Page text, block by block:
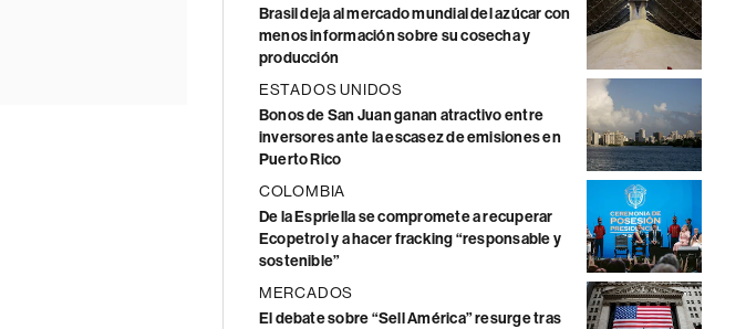
Brasil deja al mercado mundial del azúcar con
menos información sobre su cosecha y
producción
ESTADOS UNIDOS
Bonos de San Juan ganan atractivo entre
inversores ante la escasez de emisiones en
Puerto Rico
COLOMBIA
De la Espriella se compromete a recuperar
Ecopetrol y a hacer fracking “responsable y
sostenible”
MERCADOS
El debate sobre “Sell América” resurge tras